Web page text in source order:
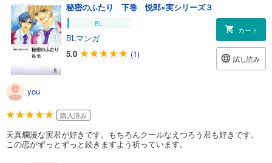
秘密のふたり 下巻 悦郎×実シリーズ３
BL
BLマンガ
5.0
(1)
カート
試し読み
you
購入済み
天真爛漫な実君が好きです。もちろんクールなえつろう君も好きです。
この恋がずっとずっと続きますよう祈っています。